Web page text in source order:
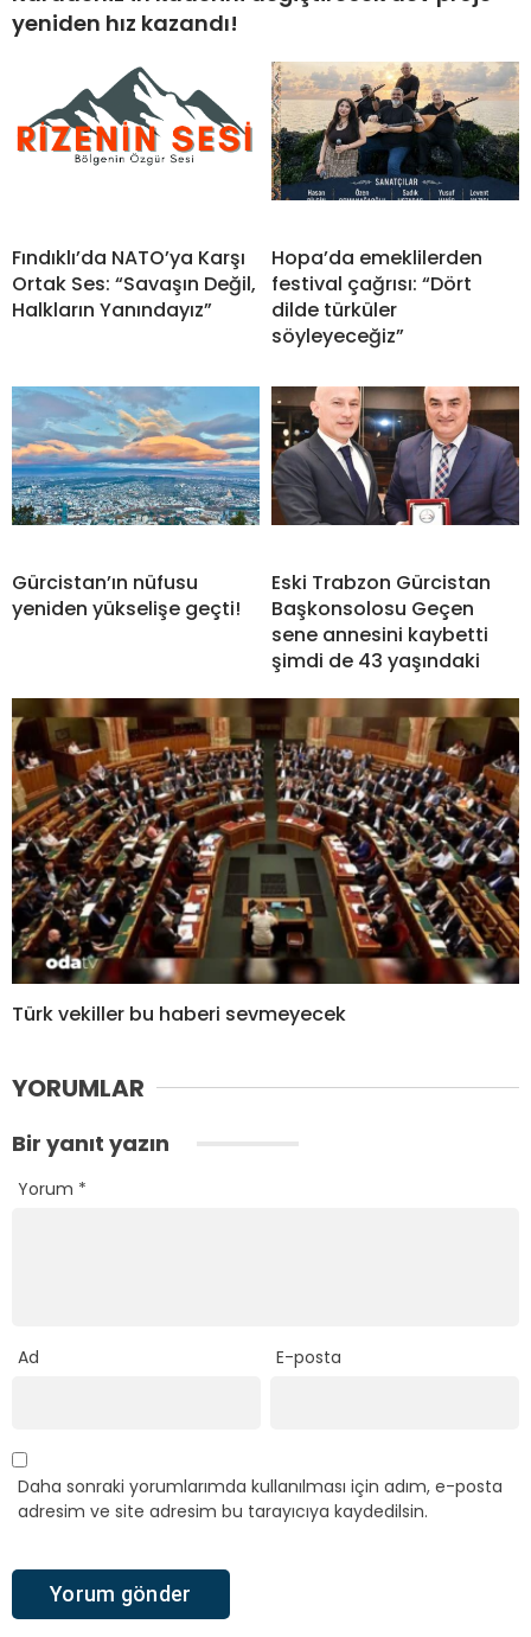
yeniden hız kazandı!
Fındıklı’da NATO’ya Karşı
Ortak Ses: “Savaşın Değil,
Halkların Yanındayız”
Hopa’da emeklilerden
festival çağrısı: “Dört
dilde türküler
söyleyeceğiz”
Gürcistan’ın nüfusu
yeniden yükselişe geçti!
Eski Trabzon Gürcistan
Başkonsolosu Geçen
sene annesini kaybetti
şimdi de 43 yaşındaki
Türk vekiller bu haberi sevmeyecek
YORUMLAR
Bir yanıt yazın
Yorum *
Ad E-posta
Daha sonraki yorumlarımda kullanılması için adım, e-posta
adresim ve site adresim bu tarayıcıya kaydedilsin.